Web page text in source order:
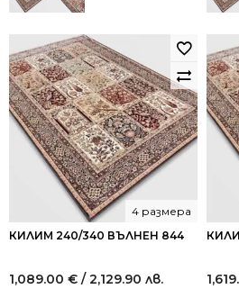
КИЛИМ 240/340 ВЪЛНЕН 844
4 размера
1,089.00 € / 2,129.90 лв.